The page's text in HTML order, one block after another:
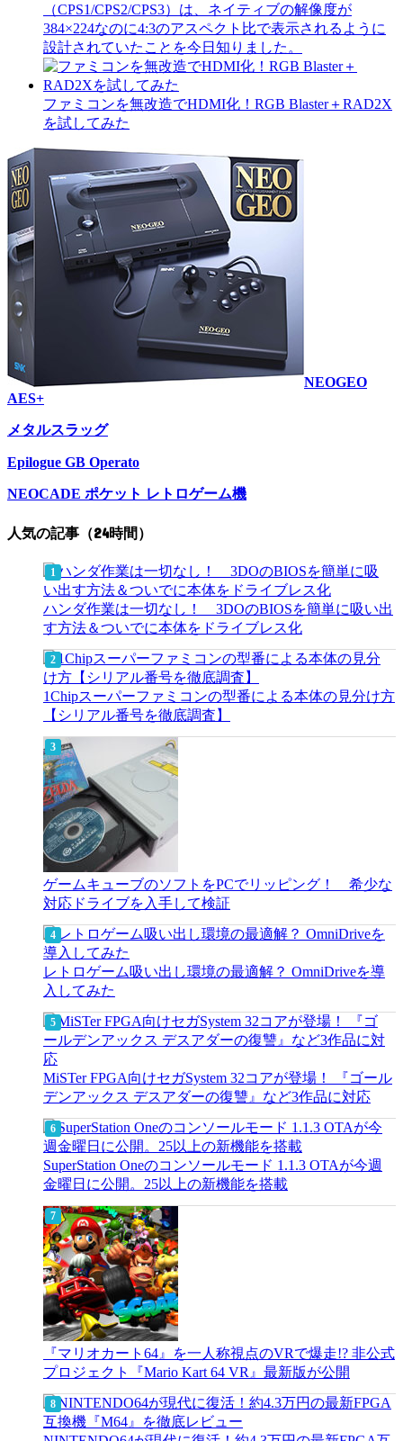
（CPS1/CPS2/CPS3）は、ネイティブの解像度が
384×224なのに4:3のアスペクト比で表示されるように
設計されていたことを今日知りました。
ファミコンを無改造でHDMI化！RGB Blaster＋RAD2X
を試してみた
NEOGEO
AES+
メタルスラッグ
Epilogue GB Operato
NEOCADE ポケット レトロゲーム機
人気の記事（24時間）
ハンダ作業は一切なし！ 3DOのBIOSを簡単に吸い出
す方法＆ついでに本体をドライブレス化
1Chipスーパーファミコンの型番による本体の見分け方
【シリアル番号を徹底調査】
ゲームキューブのソフトをPCでリッピング！ 希少な
対応ドライブを入手して検証
レトロゲーム吸い出し環境の最適解？ OmniDriveを導
入してみた
MiSTer FPGA向けセガSystem 32コアが登場！ 『ゴール
デンアックス デスアダーの復讐』など3作品に対応
SuperStation Oneのコンソールモード 1.1.3 OTAが今週
金曜日に公開。25以上の新機能を搭載
『マリオカート64』を一人称視点のVRで爆走!? 非公式
プロジェクト『Mario Kart 64 VR』最新版が公開